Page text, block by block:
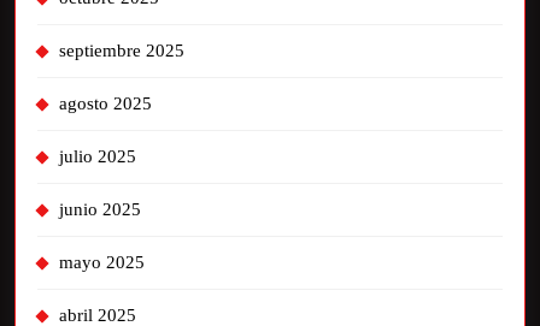
septiembre 2025
agosto 2025
julio 2025
junio 2025
mayo 2025
abril 2025